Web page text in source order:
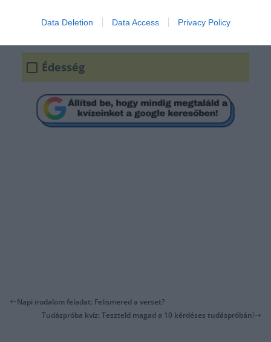
Data Deletion Data Access Privacy Policy
Újság
Édesség
Napi irodalom feladat: Felismered a verset?
Tudáspróba kvíz: Teszteld magad a 10 kérdéses tudáspróbán!